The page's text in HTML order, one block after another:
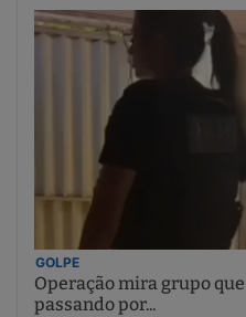
GOLPE
Operação mira grupo
passando por...